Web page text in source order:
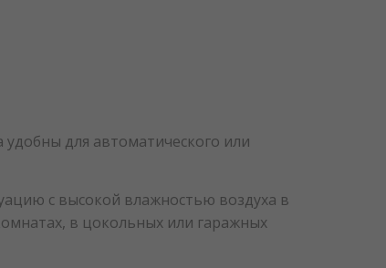
для автоматического или
с высокой влажностью воздуха в
в цокольных или гаражных